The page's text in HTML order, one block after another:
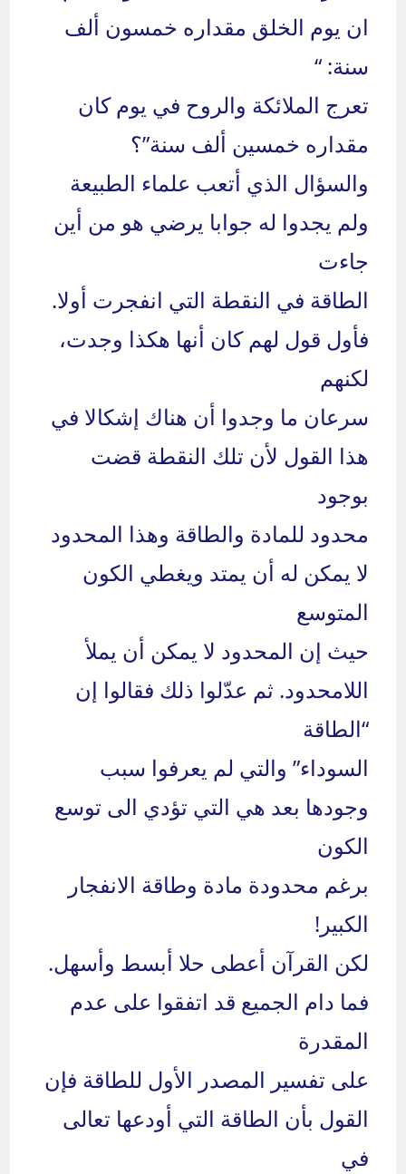
ان يوم الخلق مقداره خمسون ألف
سنة: “
تعرج الملائكة والروح في يوم كان
مقداره خمسين ألف سنة”؟
والسؤال الذي أتعب علماء الطبيعة
ولم يجدوا له جوابا يرضي هو من أين
جاءت
الطاقة في النقطة التي انفجرت أولا.
فأول قول لهم كان أنها هكذا وجدت،
لكنهم
سرعان ما وجدوا أن هناك إشكالا في
هذا القول لأن تلك النقطة قضت
بوجود
محدود للمادة والطاقة وهذا المحدود
لا يمكن له أن يمتد ويغطي الكون
المتوسع
حيث إن المحدود لا يمكن أن يملأ
اللامحدود. ثم عدّلوا ذلك فقالوا إن
“الطاقة
السوداء” والتي لم يعرفوا سبب
وجودها بعد هي التي تؤدي الى توسع
الكون
برغم محدودة مادة وطاقة الانفجار
الكبير!
لكن القرآن أعطى حلا أبسط وأسهل.
فما دام الجميع قد اتفقوا على عدم
المقدرة
على تفسير المصدر الأول للطاقة فإن
القول بأن الطاقة التي أودعها تعالى
في